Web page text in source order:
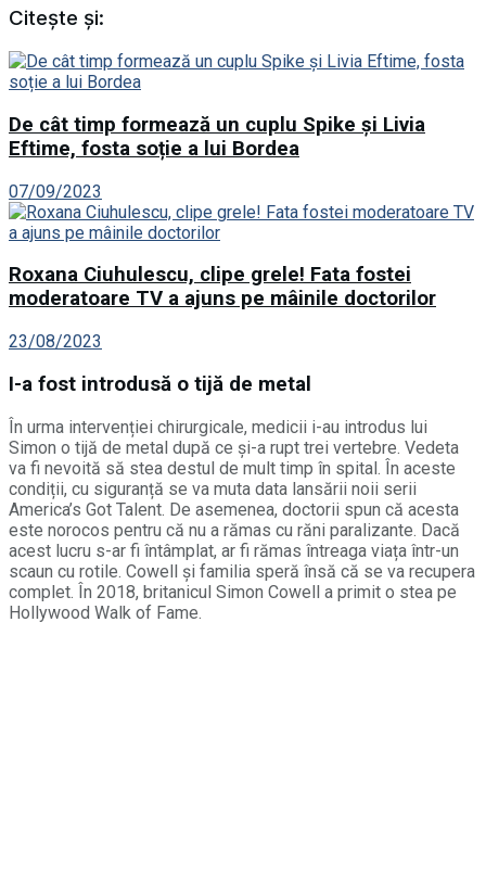
Citește și:
De cât timp formează un cuplu Spike și Livia
Eftime, fosta soție a lui Bordea
07/09/2023
Roxana Ciuhulescu, clipe grele! Fata fostei
moderatoare TV a ajuns pe mâinile doctorilor
23/08/2023
I-a fost introdusă o tijă de metal
În urma intervenției chirurgicale, medicii i-au introdus lui
Simon o tijă de metal după ce şi-a rupt trei vertebre. Vedeta
va fi nevoită să stea destul de mult timp în spital. În aceste
condiții, cu siguranță se va muta data lansării noii serii
America’s Got Talent. De asemenea, doctorii spun că acesta
este norocos pentru că nu a rămas cu răni paralizante. Dacă
acest lucru s-ar fi întâmplat, ar fi rămas întreaga viața într-un
scaun cu rotile. Cowell și familia speră însă că se va recupera
complet. În 2018, britanicul Simon Cowell a primit o stea pe
Hollywood Walk of Fame.